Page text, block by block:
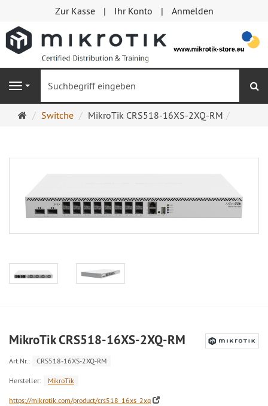
Zur Kasse Ihr Konto Anmelden
Navigation
Startseite
Switche MikroTik CRS518-16XS-2XQ-RM
MikroTik CRS518-16XS-2XQ-RM
Art.Nr.: CRS518-16XS-2XQ-RM
Hersteller: MikroTik
https://mikrotik.com/product/crs518_16xs_2xq